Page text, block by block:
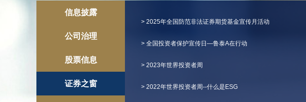
信息披露
公司治理
股票信息
证券之窗
> 2025年全国防范非法证券期货基金宣传月活动
> 全国投资者保护宣传日—鲁泰A在行动
> 2023年世界投资者周
> 2022年世界投资者周--什么是ESG